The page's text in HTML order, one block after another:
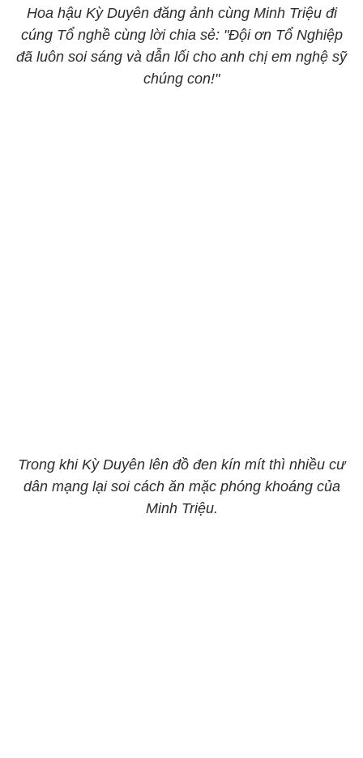
Hoa hậu Kỳ Duyên đăng ảnh cùng Minh Triệu đi
cúng Tổ nghề cùng lời chia sẻ: "Đội ơn Tổ Nghiệp
đã luôn soi sáng và dẫn lối cho anh chị em nghệ sỹ
chúng con!"
Trong khi Kỳ Duyên lên đồ đen kín mít thì nhiều cư
dân mạng lại soi cách ăn mặc phóng khoáng của
Minh Triệu.